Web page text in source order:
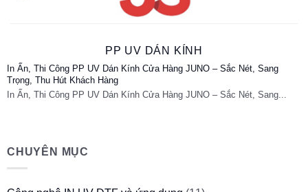
PP UV DÁN KÍNH
In Ấn, Thi Công PP UV Dán Kính Cửa Hàng JUNO – Sắc Nét, Sang
Trọng, Thu Hút Khách Hàng
In Ấn, Thi Công PP UV Dán Kính Cửa Hàng JUNO – Sắc Nét, Sang...
CHUYÊN MỤC